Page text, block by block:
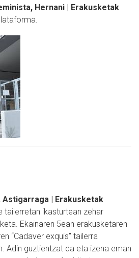
Hernani | Erakusketak
| Erakusketak
tailerretan ikasturtean zehar
Ekainaren 5ean erakusketaren
“Cadaver exquis” tailerra
Adin guztientzat da eta izena eman